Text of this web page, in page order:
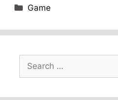
Categories
Game
for: